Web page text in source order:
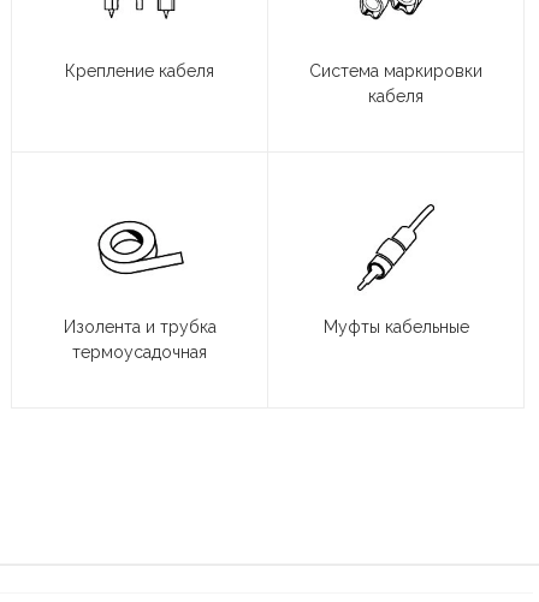
Крепление кабеля
Система маркировки
кабеля
Изолента и трубка
термоусадочная
Муфты кабельные